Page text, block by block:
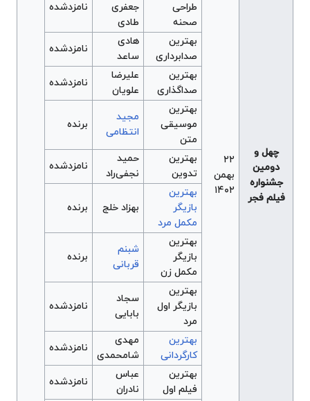
چهل و
دومین
جشنواره
فیلم فجر
۲۲
بهمن
۱۴۰۲
طراحی
صحنه
جعفری
طادی
نامزدشده
بهترین
صدابرداری
هادی
ساعد
نامزدشده
بهترین
صداگذاری
علیرضا
علویان
نامزدشده
بهترین
موسیقی
متن
مجید
انتظامی
برنده
بهترین
تدوین
حمید
نجفی‌راد
نامزدشده
بهترین
بازیگر
مکمل مرد
بهزاد خلج برنده
بهترین
بازیگر
مکمل زن
شبنم
قربانی
برنده
بهترین
بازیگر اول
مرد
سجاد
بابایی
نامزدشده
بهترین
کارگردانی
مهدی
شامحمدی
نامزدشده
بهترین
فیلم اول
عباس
نادران
نامزدشده